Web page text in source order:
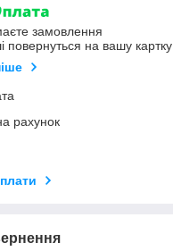
замовлення
повернуться на вашу картку
рахунок